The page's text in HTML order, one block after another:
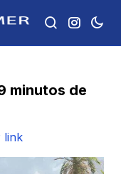
minutos de
link